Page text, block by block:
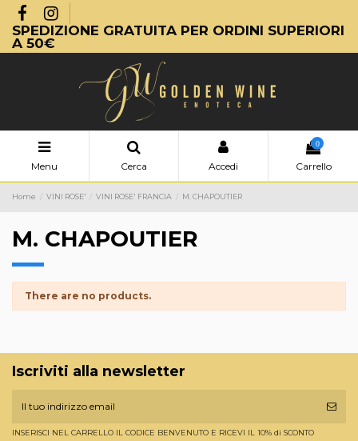
SPEDIZIONE GRATUITA PER ORDINI SUPERIORI
A 50€
Menu Cerca Accedi
0
Carrello
Home VINI ROSE' VINI ROSE' FRANCIA M. CHAPOUTIER
M. CHAPOUTIER
There are no products.
Iscriviti alla newsletter
INSERISCI NEL CARRELLO IL CODICE BENVENUTO E RICEVI IL 10% di SCONTO